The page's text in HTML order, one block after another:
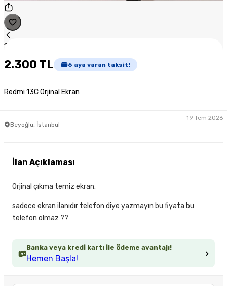
1
2.300 TL 6 aya varan taksit!
Redmi 13C Orjinal Ekran
Beyoğlu, İstanbul
19 Tem 2026
Banka veya kredi kartı ile ödeme avantajı!
Hemen Başla!
İlan Açıklaması
Orjinal çıkma temiz ekran.
sadece ekran ilanıdır telefon diye yazmayın bu fiyata bu
telefon olmaz ??